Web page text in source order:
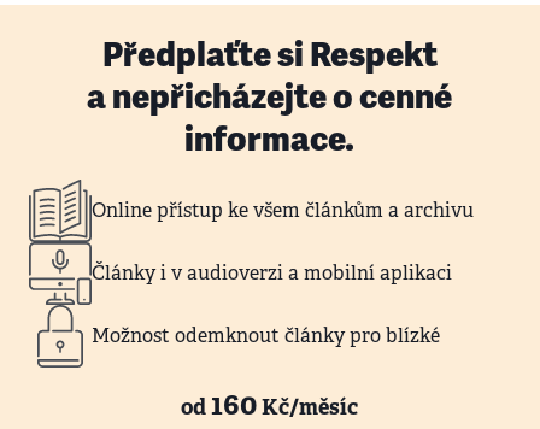
Předplaťte si Respekt
a nepřicházejte o cenné
informace.
Online přístup ke všem článkům a archivu
Články i v audioverzi a mobilní aplikaci
Možnost odemknout články pro blízké
od160Kč/měsíc